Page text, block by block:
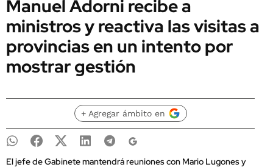
Manuel Adorni recibe a
ministros y reactiva las visitas a
provincias en un intento por
mostrar gestión
+ Agregar ámbito en
El jefe de Gabinete mantendrá reuniones con Mario Lugones y